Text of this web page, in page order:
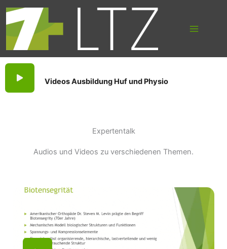
Zum
springen
Videos Ausbildung Huf und Physio
Expertentalk
Audios und Videos zu verschiedenen Themen.
nach: